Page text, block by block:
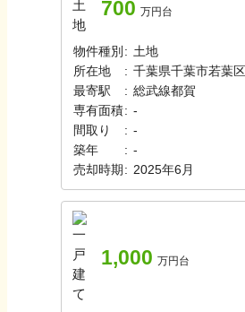
700 万円台
物件種別 : 土地
所在地
: 千葉県千葉市若葉区
最寄駅
: 総武線都賀
専有面積: -
間取り
: -
築年
: -
売却時期 : 2025年6月
1,000 万円台